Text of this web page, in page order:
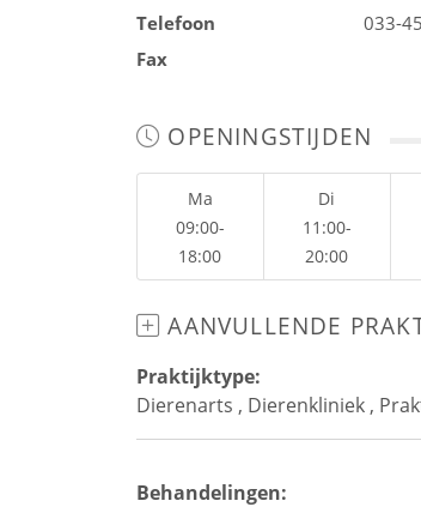
Telefoon
033-
Fax
OPENINGSTIJDEN
Ma
09:00-
18:00
Di
11:00-
20:00
AANVULLENDE
Praktijktype:
Dierenarts , Dierenkliniek ,
Behandelingen: